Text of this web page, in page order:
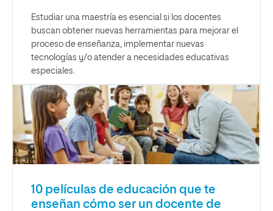
Estudiar una maestría es esencial si los docentes
buscan obtener nuevas herramientas para mejorar el
proceso de enseñanza, implementar nuevas
tecnologías y/o atender a necesidades educativas
especiales.
10 películas de educación que te
enseñan cómo ser un docente de